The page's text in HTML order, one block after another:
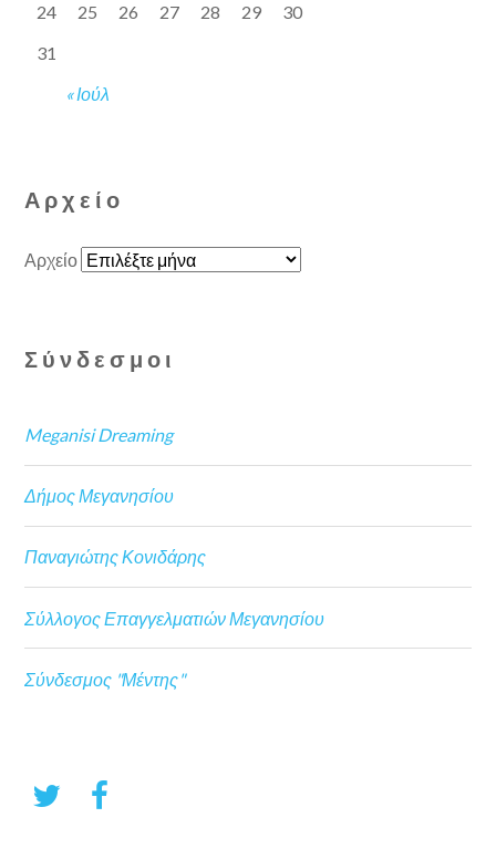
« Ιούλ
24
25 26 27 28 29
30
31
Αρχείο
Αρχείο
Σύνδεσμοι
Meganisi Dreaming
Δήμος Μεγανησίου
Παναγιώτης Κονιδάρης
Σύλλογος Επαγγελματιών Μεγανησίου
Σύνδεσμος "Μέντης"